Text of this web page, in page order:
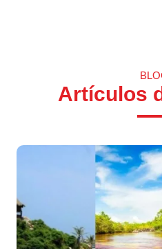
Artículos